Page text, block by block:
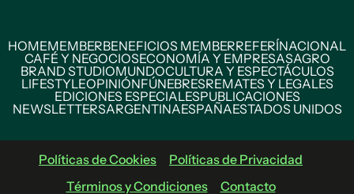
HOMEMEMBERBENEFICIOS MEMBERREFERÍNACIONAL
CAFÉ Y NEGOCIOSECONOMÍA Y EMPRESASAGRO
BRAND STUDIOMUNDOCULTURA Y ESPECTÁCULOS
LIFESTYLEOPINIÓNFÚNEBRESREMATES Y LEGALES
EDICIONES ESPECIALESPUBLICACIONES
NEWSLETTERSARGENTINAESPAÑAESTADOS UNIDOS
Políticas de Cookies
Políticas de Privacidad
Términos y Condiciones
Contacto